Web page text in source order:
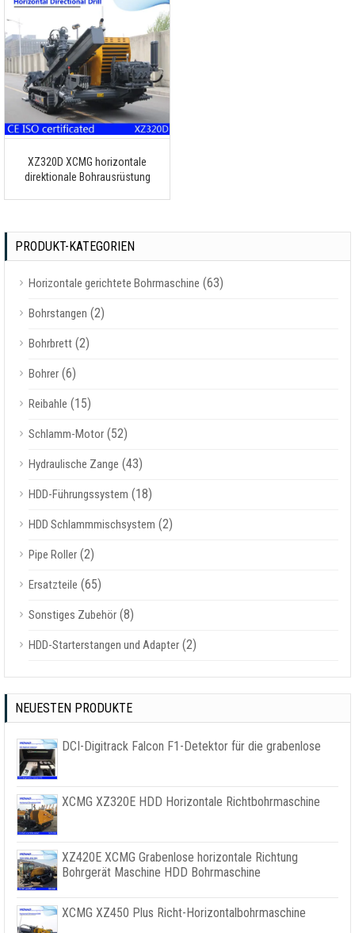
XZ320D XCMG horizontale
direktionale Bohrausrüstung
PRODUKT-KATEGORIEN
Horizontale gerichtete Bohrmaschine (63)
Bohrstangen (2)
Bohrbrett (2)
Bohrer (6)
Reibahle (15)
Schlamm-Motor (52)
Hydraulische Zange (43)
HDD-Führungssystem (18)
HDD Schlammmischsystem (2)
Pipe Roller (2)
Ersatzteile (65)
Sonstiges Zubehör (8)
HDD-Starterstangen und Adapter (2)
NEUESTEN PRODUKTE
DCI-Digitrack Falcon F1-Detektor für die grabenlose
XCMG XZ320E HDD Horizontale Richtbohrmaschine
XZ420E XCMG Grabenlose horizontale Richtung
Bohrgerät Maschine HDD Bohrmaschine
XCMG XZ450 Plus Richt-Horizontalbohrmaschine